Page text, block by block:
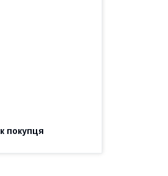
покупця